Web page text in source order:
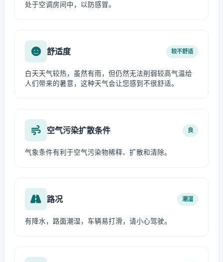
处于空调房间中，以防感冒。
舒适度 较不舒适
白天天气较热，虽然有雨，但仍然无法削弱较高气温给
人们带来的暑意，这种天气会让您感到不很舒适。
空气污染扩散条件 良
气象条件有利于空气污染物稀释、扩散和清除。
路况 潮湿
有降水，路面潮湿，车辆易打滑，请小心驾驶。